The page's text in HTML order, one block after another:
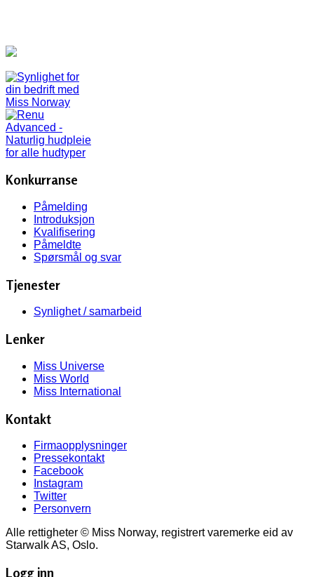
Konkurranse
Påmelding
Introduksjon
Kvalifisering
Påmeldte
Spørsmål og svar
Tjenester
Synlighet / samarbeid
Lenker
Miss Universe
Miss World
Miss International
Kontakt
Firmaopplysninger
Pressekontakt
Facebook
Instagram
Twitter
Personvern
Alle rettigheter © Miss Norway, registrert varemerke eid av
Starwalk AS, Oslo.
Logg inn